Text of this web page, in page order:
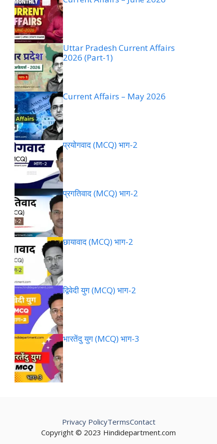
Uttar Pradesh Current Affairs
2026 (Part-1)
Current Affairs – May 2026
प्रयोगवाद (MCQ) भाग-2
प्रगतिवाद (MCQ) भाग-2
छायावाद (MCQ) भाग-2
द्विवेदी युग (MCQ) भाग-2
भारतेंदु युग (MCQ) भाग-3
Copyright © 2023 Hindidepartment.com
Privacy PolicyTermsContact